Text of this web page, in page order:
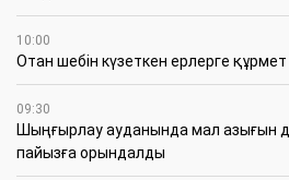
10:00
Отан шебін күзеткен ерлерге құрмет
09:30
​Шыңғырлау ауданында мал азығын
пайызға орындалды